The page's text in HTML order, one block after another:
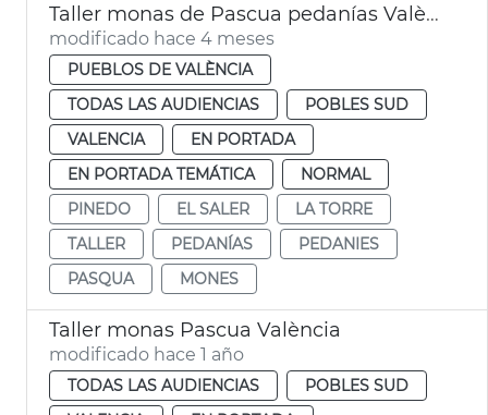
Taller monas de Pascua pedanías València
modificado hace 4 meses
PUEBLOS DE VALÈNCIA
TODAS LAS AUDIENCIAS
POBLES SUD
VALENCIA
EN PORTADA
EN PORTADA TEMÁTICA
NORMAL
PINEDO
EL SALER
LA TORRE
TALLER
PEDANÍAS
PEDANIES
PASQUA
MONES
Taller monas Pascua València
modificado hace 1 año
TODAS LAS AUDIENCIAS
POBLES SUD